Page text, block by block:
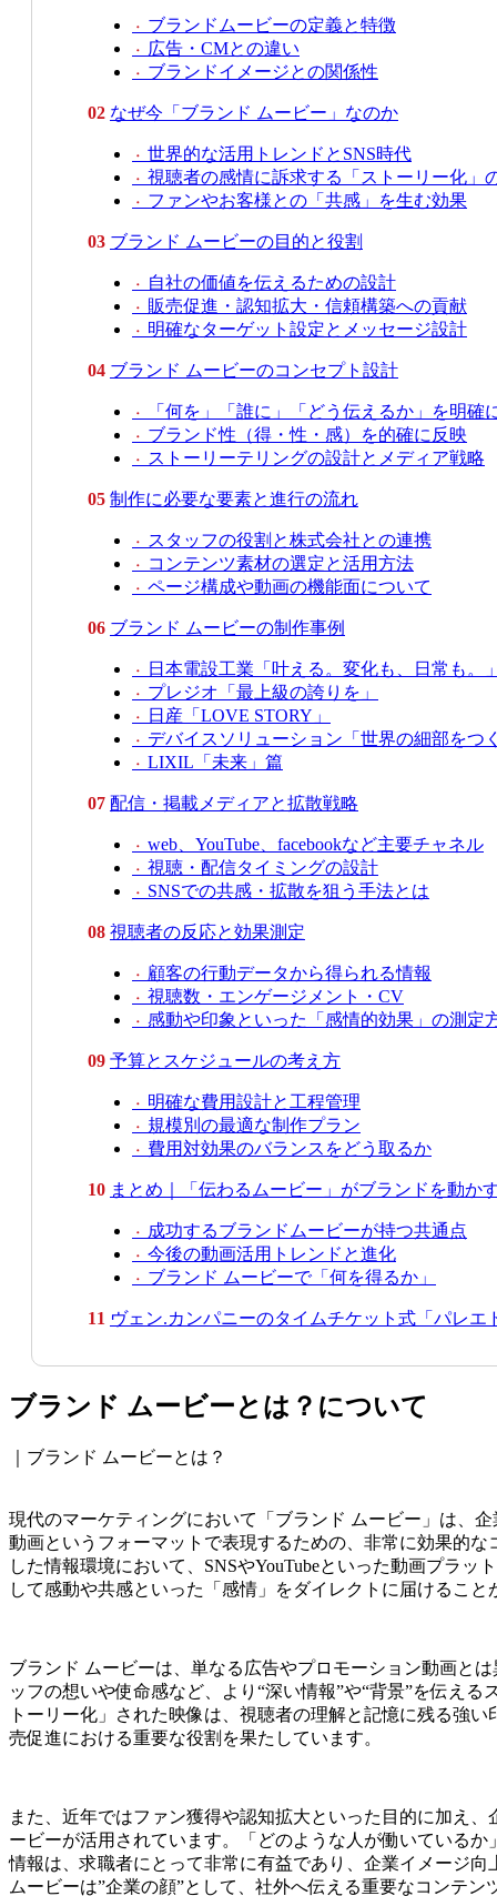
・ ブランドムービーの定義と特徴
・ 広告・CMとの違い
・ ブランドイメージとの関係性
02 なぜ今「ブランド ムービー」なのか
・ 世界的な活用トレンドとSNS時代
・ 視聴者の感情に訴求する「ストーリー化」
・ ファンやお客様との「共感」を生む効果
03 ブランド ムービーの目的と役割
・ 自社の価値を伝えるための設計
・ 販売促進・認知拡大・信頼構築への貢献
・ 明確なターゲット設定とメッセージ設計
04 ブランド ムービーのコンセプト設計
・ 「何を」「誰に」「どう伝えるか」を明確
・ ブランド性（得・性・感）を的確に反映
・ ストーリーテリングの設計とメディア戦略
05 制作に必要な要素と進行の流れ
・ スタッフの役割と株式会社との連携
・ コンテンツ素材の選定と活用方法
・ ページ構成や動画の機能面について
06 ブランド ムービーの制作事例
・ 日本電設工業「叶える。変化も、日常も。
・ プレジオ「最上級の誇りを」
・ 日産「LOVE STORY」
・ デバイスソリューション「世界の細部をつ
・ LIXIL「未来」篇
07 配信・掲載メディアと拡散戦略
・ web、YouTube、facebookなど主要チャネル
・ 視聴・配信タイミングの設計
・ SNSでの共感・拡散を狙う手法とは
08 視聴者の反応と効果測定
・ 顧客の行動データから得られる情報
・ 視聴数・エンゲージメント・CV
・ 感動や印象といった「感情的効果」の測定
09 予算とスケジュールの考え方
・ 明確な費用設計と工程管理
・ 規模別の最適な制作プラン
・ 費用対効果のバランスをどう取るか
10 まとめ｜「伝わるムービー」がブランドを動か
・ 成功するブランドムービーが持つ共通点
・ 今後の動画活用トレンドと進化
・ ブランド ムービーで「何を得るか」
11 ヴェン.カンパニーのタイムチケット式「パレエ
ブランド ムービーとは？について
｜ブランド ムービーとは？
現代のマーケティングにおいて「ブランド ムービー」は、
動画というフォーマットで表現するための、非常に効果的な
した情報環境において、SNSやYouTubeといった動画プラッ
して感動や共感といった「感情」をダイレクトに届けること
ブランド ムービーは、単なる広告やプロモーション動画と
ッフの想いや使命感など、より“深い情報”や“背景”を伝え
トーリー化」された映像は、視聴者の理解と記憶に残る強
売促進における重要な役割を果たしています。
また、近年ではファン獲得や認知拡大といった目的に加え
ービーが活用されています。「どのような人が働いている
情報は、求職者にとって非常に有益であり、企業イメージ
ムービーは”企業の顔”として、社外へ伝える重要なコンテン